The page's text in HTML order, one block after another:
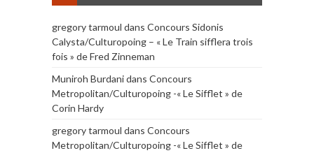
gregory tarmoul dans Concours Sidonis
Calysta/Culturopoing – « Le Train sifflera trois
fois » de Fred Zinneman
Muniroh Burdanidans Concours
Metropolitan/Culturopoing -« Le Sifflet » de
Corin Hardy
gregory tarmoul dans Concours
Metropolitan/Culturopoing -« Le Sifflet » de